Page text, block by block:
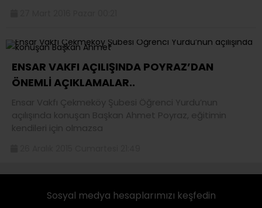
ENSAR VAKFI AÇILIŞINDA POYRAZ’DAN
ÖNEMLİ AÇIKLAMALAR..
Ensar Vakfı Çekmeköy Şubesi Öğrenci Yurdu’nun
açılışında konuşan Başkan Ahmet Poyraz, eğitimin
kendileri için olmazsa
Sosyal medya hesaplarımızı keşfedin